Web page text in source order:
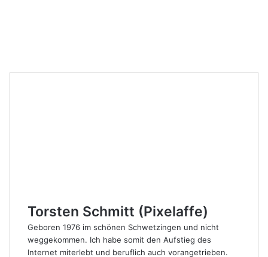
Torsten Schmitt (Pixelaffe)
Geboren 1976 im schönen Schwetzingen und nicht
weggekommen. Ich habe somit den Aufstieg des
Internet miterlebt und beruflich auch vorangetrieben.